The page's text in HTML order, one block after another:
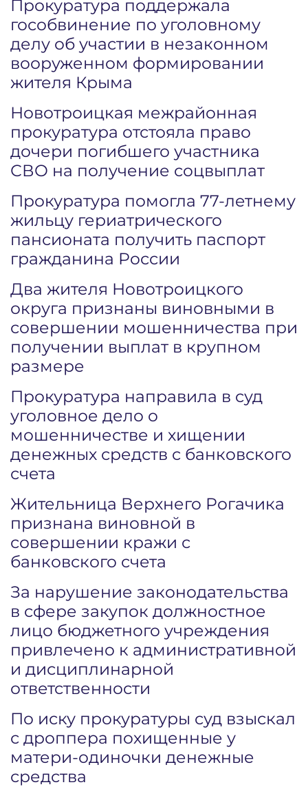
Прокуратура поддержала
гособвинение по уголовному
делу об участии в незаконном
вооруженном формировании
жителя Крыма
Новотроицкая межрайонная
прокуратура отстояла право
дочери погибшего участника
СВО на получение соцвыплат
Прокуратура помогла 77-летнему
жильцу гериатрического
пансионата получить паспорт
гражданина России
Два жителя Новотроицкого
округа признаны виновными в
совершении мошенничества при
получении выплат в крупном
размере
Прокуратура направила в суд
уголовное дело о
мошенничестве и хищении
денежных средств с банковского
счета
Жительница Верхнего Рогачика
признана виновной в
совершении кражи с
банковского счета
За нарушение законодательства
в сфере закупок должностное
лицо бюджетного учреждения
привлечено к административной
и дисциплинарной
ответственности
По иску прокуратуры суд взыскал
с дроппера похищенные у
матери-одиночки денежные
средства